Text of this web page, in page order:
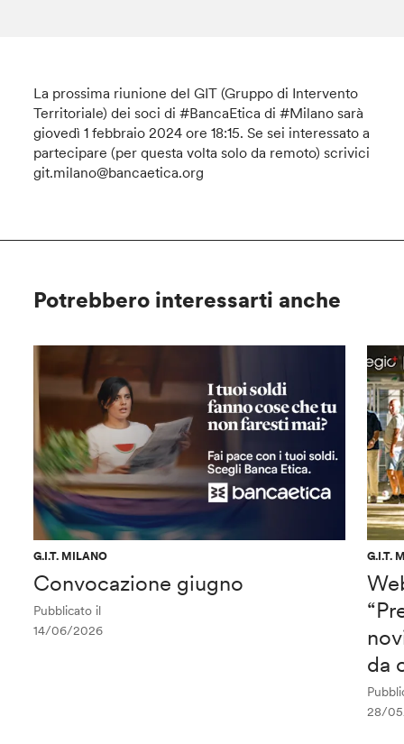
La prossima riunione del GIT (Gruppo di Intervento
Territoriale) dei soci di #BancaEtica di #Milano sarà
giovedì 1 febbraio 2024 ore 18:15. Se sei interessato a
partecipare (per questa volta solo da remoto) scrivici
git.milano@bancaetica.org
Potrebbero interessarti anche
G.I.T. MILANO
Convocazione giugno
Pubblicato il
14/06/2026
G.I.T.
da
28/